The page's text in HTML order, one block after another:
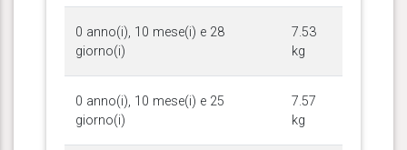
0 anno(i), 10 mese(i) e 28
giorno(i)
7.53
kg
0 anno(i), 10 mese(i) e 25
giorno(i)
7.57
kg